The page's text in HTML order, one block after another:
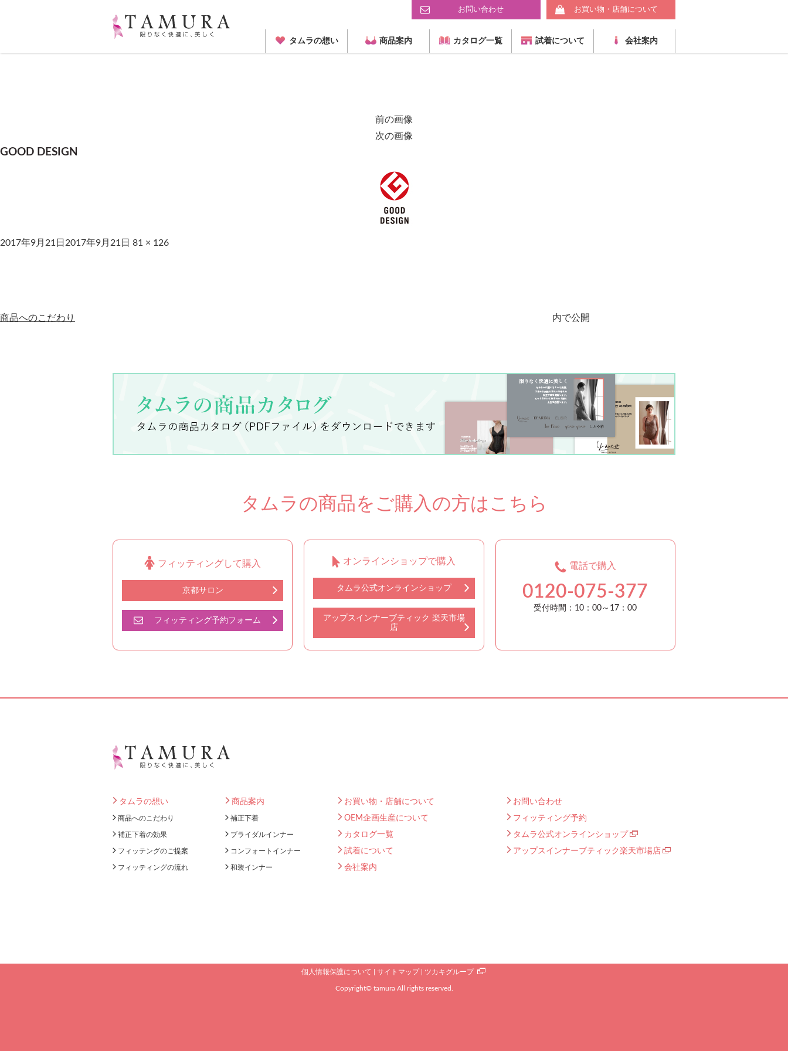
お問い合わせ お買い物・店舗について
タムラの想い 商品案内 カタログ一覧 試着について 会社案内
前の画像
次の画像
GOOD DESIGN
2017年9月21日 2017年9月21日 81 × 126
商品へのこだわり 内で公開
タムラの商品をご購入の方はこちら
フィッティングして購入
京都サロン
フィッティング予約フォーム
オンラインショップで購入
タムラ公式オンラインショップ
アップスインナーブティック 楽天市場
店
電話で購入
0120-075-377
受付時間：10：00～17：00
タムラの想い
商品へのこだわり
補正下着の効果
フィッテングのご提案
フィッティングの流れ
商品案内
補正下着
ブライダルインナー
コンフォートインナー
和装インナー
お買い物・店舗について
OEM企画生産について
カタログ一覧
試着について
会社案内
お問い合わせ
フィッティング予約
タムラ公式オンラインショップ
アップスインナーブティック楽天市場店
個人情報保護について サイトマップ ツカキグループ
Copyright© tamura All rights reserved.